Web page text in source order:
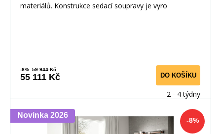
materiálů. Konstrukce sedací soupravy je vyro
-8% 59 944 Kč
55 111 Kč DO KOŠÍKU
2 - 4 týdny
-8%
Novinka 2026